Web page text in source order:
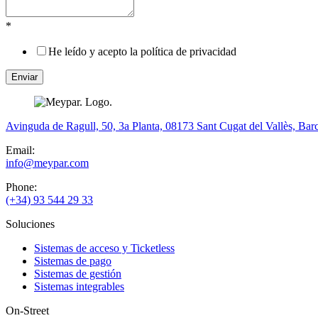
*
He leído y acepto la política de privacidad
Avinguda de Ragull, 50, 3a Planta, 08173 Sant Cugat del Vallès,
Email:
info@meypar.com
Phone:
(+34) 93 544 29 33
Soluciones
Sistemas de acceso y Ticketless
Sistemas de pago
Sistemas de gestión
Sistemas integrables
On-Street